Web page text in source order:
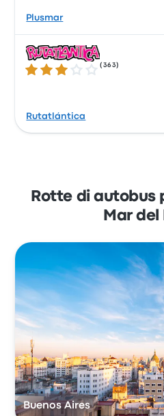
Plusmar
3.2 su 5 stelle (363)
Rutatlántica
Rotte di autobus
Mar del
Buenos Aires